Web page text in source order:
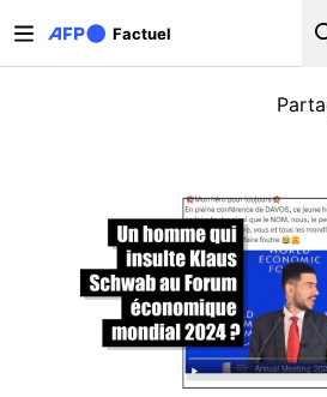
Factuel
Onglets principaux